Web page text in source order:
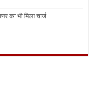
का भी मिला चार्ज